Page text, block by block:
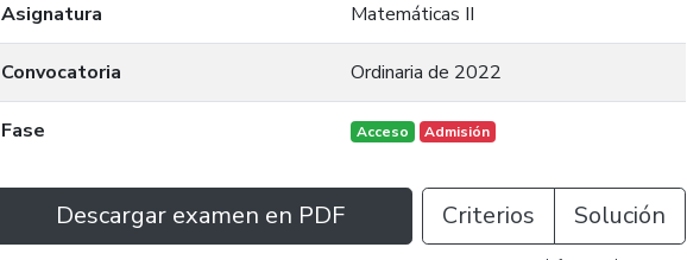
Asignatura Matemáticas II
Convocatoria Ordinaria de 2022
Fase Acceso Admisión
Descargar examen en PDF Criterios Solución